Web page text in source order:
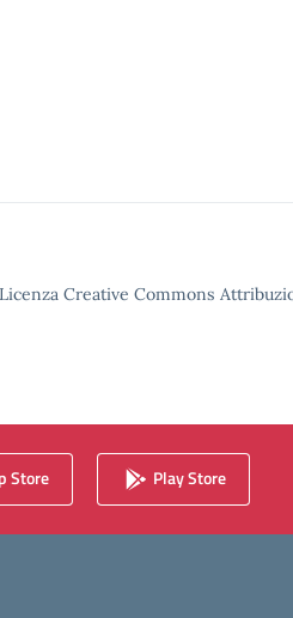
Creative Commons
Store Play Store